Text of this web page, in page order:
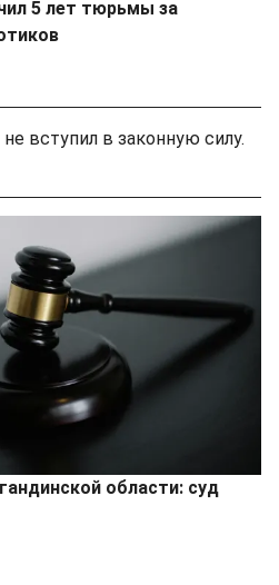
5 лет тюрьмы за
вступил в законную силу.
области: суд